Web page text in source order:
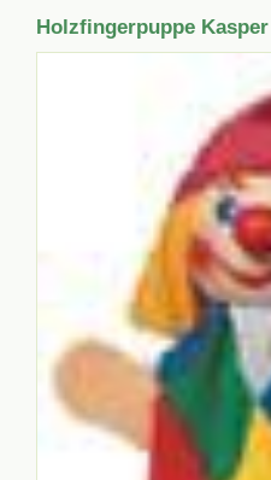
Holzfingerpuppe Kasper